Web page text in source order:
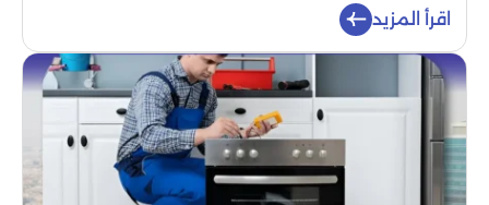
اقرأ المزيد